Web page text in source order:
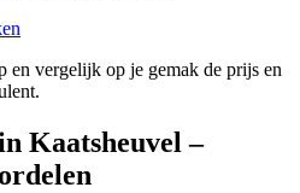
vergelijk op je gemak de prijs en
Kaatsheuvel –